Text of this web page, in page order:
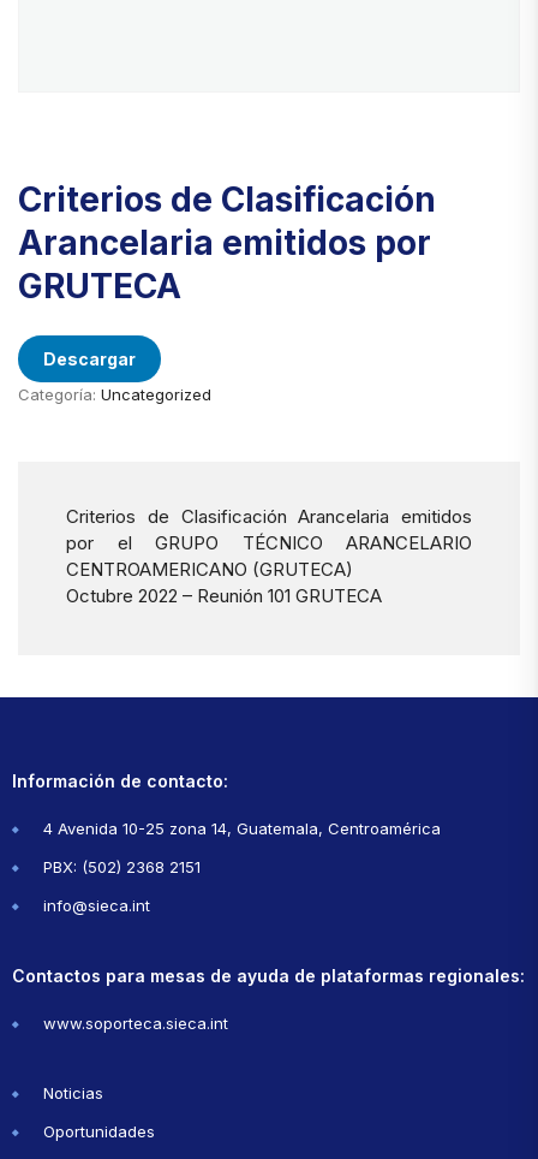
Criterios de Clasificación
Arancelaria emitidos por
GRUTECA
Descargar
Categoría: Uncategorized
Criterios de Clasificación Arancelaria emitidos
por el GRUPO TÉCNICO ARANCELARIO
CENTROAMERICANO (GRUTECA)
Octubre 2022 – Reunión 101 GRUTECA
Información de contacto:
4 Avenida 10-25 zona 14, Guatemala, Centroamérica
PBX: (502) 2368 2151
info@sieca.int
Contactos para mesas de ayuda de plataformas regionales:
www.soporteca.sieca.int
Noticias
Oportunidades